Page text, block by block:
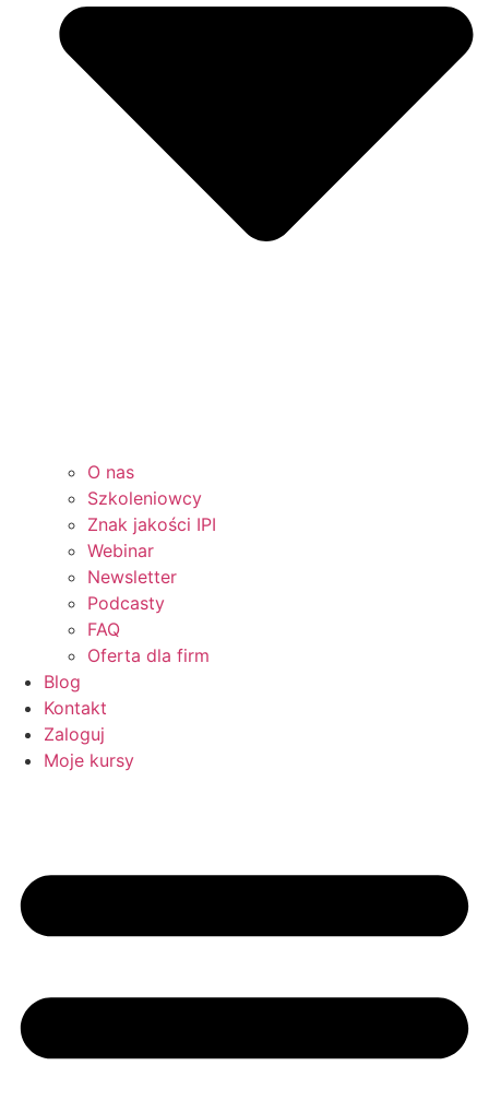
O nas
Szkoleniowcy
Znak jakości IPI
Webinar
Newsletter
Podcasty
FAQ
Oferta dla firm
Blog
Kontakt
Zaloguj
Moje kursy